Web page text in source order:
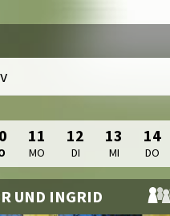
11
MO
12
DI
13
MI
14
DO
UND INGRID